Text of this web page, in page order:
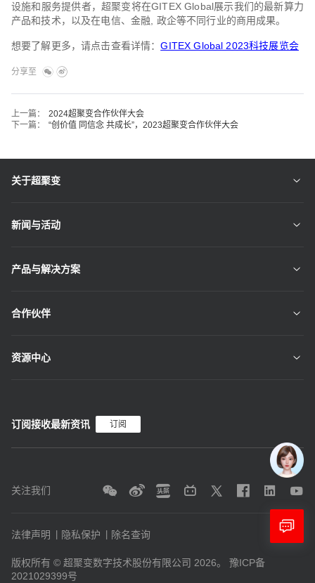
设施和服务提供者，超聚变将在GITEX Global展示我们的最新算力
产品和技术，以及在电信、金融, 政企等不同行业的商用成果。
想要了解更多，请点击查看详情：GITEX Global 2023科技展览会
分享至
上一篇：
2024超聚变合作伙伴大会
下一篇：
“创价值 同信念 共成长”，2023超聚变合作伙伴大会
关于超聚变
新闻与活动
产品与解决方案
合作伙伴
资源中心
订阅接收最新资讯 订阅
关注我们
版权所有 © 超聚变数字技术股份有限公司 2026。 豫ICP备
2021029399号
法律声明 隐私保护 除名查询